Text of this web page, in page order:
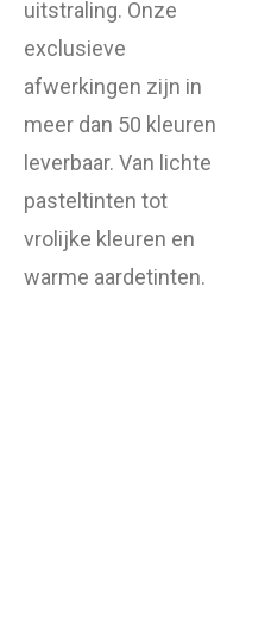
uitstraling. Onze
exclusieve
afwerkingen zijn in
meer dan 50 kleuren
leverbaar. Van lichte
pasteltinten tot
vrolijke kleuren en
warme aardetinten.